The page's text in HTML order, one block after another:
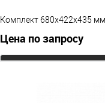
Комплект 680х422х435 мм
Цена по запросу